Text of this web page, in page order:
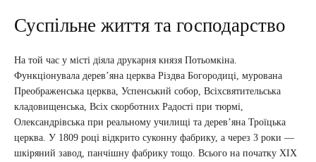
Суспільне життя та господарство
На той час у місті діяла друкарня князя Потьомкіна.
Функціонувала дерев’яна церква Різдва Богородиці, мурована
Преображенська церква, Успенський собор, Всіхсвятительська
кладовищенська, Всіх скорботних Радості при тюрмі,
Олександрівська при реальному училищі та дерев’яна Троїцька
церква. У 1809 році відкрито суконну фабрику, а через 3 роки —
шкіряний завод, панчішну фабрику тощо. Всього на початку XIX